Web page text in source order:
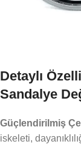
Detaylı
Sandalye
Güçlendirilmiş
iskeleti,